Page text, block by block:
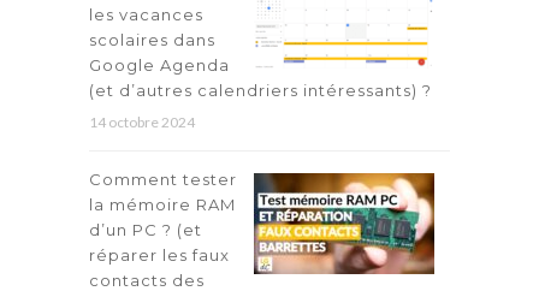
les vacances
scolaires dans
Google Agenda
(et d’autres calendriers intéressants) ?
14 octobre 2024
Comment tester
la mémoire RAM
d’un PC ? (et
réparer les faux
contacts des